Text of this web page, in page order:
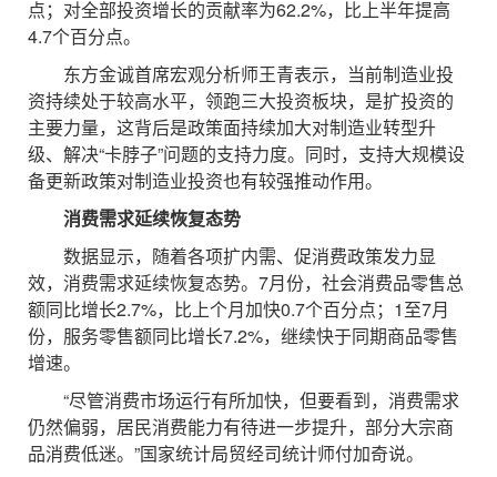
点；对全部投资增长的贡献率为62.2%，比上半年提高
4.7个百分点。
东方金诚首席宏观分析师王青表示，当前制造业投
资持续处于较高水平，领跑三大投资板块，是扩投资的
主要力量，这背后是政策面持续加大对制造业转型升
级、解决“卡脖子”问题的支持力度。同时，支持大规模设
备更新政策对制造业投资也有较强推动作用。
消费需求延续恢复态势
数据显示，随着各项扩内需、促消费政策发力显
效，消费需求延续恢复态势。7月份，社会消费品零售总
额同比增长2.7%，比上个月加快0.7个百分点；1至7月
份，服务零售额同比增长7.2%，继续快于同期商品零售
增速。
“尽管消费市场运行有所加快，但要看到，消费需求
仍然偏弱，居民消费能力有待进一步提升，部分大宗商
品消费低迷。”国家统计局贸经司统计师付加奇说。